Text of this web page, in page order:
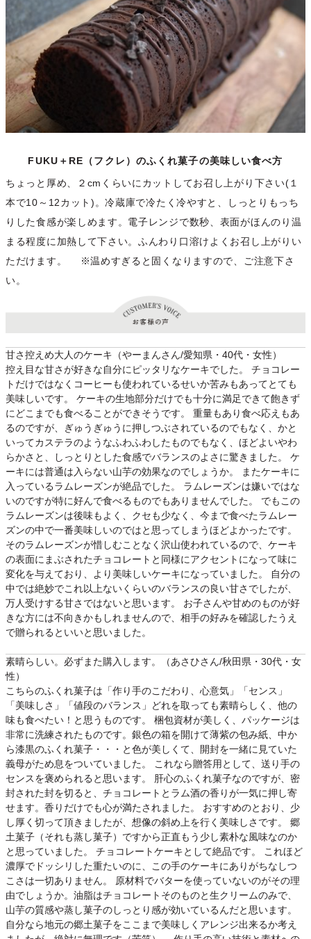
FUKU＋RE（フクレ）のふくれ菓子の美味しい食べ方
ちょっと厚め、２cmくらいにカットしてお召し上がり下さい(１
本で10～12カット)。冷蔵庫で冷たく冷やすと、しっとりもっち
りした食感が楽しめます。電子レンジで数秒、表面がほんのり温
まる程度に加熱して下さい。ふんわり口溶けよくお召し上がりい
ただけます。 ※温めすぎると固くなりますので、ご注意下さ
い。
甘さ控えめ大人のケーキ（やーまんさん/愛知県・40代・女性）
控え目な甘さが好きな自分にピッタリなケーキでした。 チョコレー
トだけではなくコーヒーも使われているせいか苦みもあってとても
美味しいです。 ケーキの生地部分だけでも十分に満足できて飽きず
にどこまでも食べることができそうです。 重量もあり食べ応えもあ
るのですが、ぎゅうぎゅうに押しつぶされているのでもなく、かと
いってカステラのようなふわふわしたものでもなく、ほどよいやわ
らかさと、しっとりとした食感でバランスのよさに驚きました。 ケ
ーキには普通は入らない山芋の効果なのでしょうか。 またケーキに
入っているラムレーズンが絶品でした。 ラムレーズンは嫌いではな
いのですが特に好んで食べるものでもありませんでした。 でもこの
ラムレーズンは後味もよく、クセも少なく、今まで食べたラムレー
ズンの中で一番美味しいのではと思ってしまうほどよかったです。
そのラムレーズンが惜しむことなく沢山使われているので、ケーキ
の表面にまぶされたチョコレートと同様にアクセントになって味に
変化を与えており、より美味しいケーキになっていました。 自分の
中では絶妙でこれ以上ないくらいのバランスの良い甘さでしたが、
万人受けする甘さではないと思います。 お子さんや甘めのものが好
きな方には不向きかもしれませんので、相手の好みを確認したうえ
で贈られるといいと思いました。
素晴らしい。必ずまた購入します。（あさひさん/秋田県・30代・女
性）
こちらのふくれ菓子は「作り手のこだわり、心意気」「センス」
「美味しさ」「値段のバランス」どれを取っても素晴らしく、他の
味も食べたい！と思うものです。 梱包資材が美しく、パッケージは
非常に洗練されたものです。銀色の箱を開けて薄紫の包み紙、中か
ら漆黒のふくれ菓子・・・と色が美しくて、開封を一緒に見ていた
義母がため息をついていました。 これなら贈答用として、送り手の
センスを褒められると思います。 肝心のふくれ菓子なのですが、密
封された封を切ると、チョコレートとラム酒の香りが一気に押し寄
せます。香りだけでも心が満たされました。 おすすめのとおり、少
し厚く切って頂きましたが、想像の斜め上を行く美味しさです。 郷
土菓子（それも蒸し菓子）ですから正直もう少し素朴な風味なのか
と思っていました。 チョコレートケーキとして絶品です。 これほど
濃厚でドッシリした重たいのに、この手のケーキにありがちなしつ
こさは一切ありません。 原材料でバターを使っていないのがその理
由でしょうか。油脂はチョコレートそのものと生クリームのみで、
山芋の質感や蒸し菓子のしっとり感が効いているんだと思います。
自分なら地元の郷土菓子をここまで美味しくアレンジ出来るか考え